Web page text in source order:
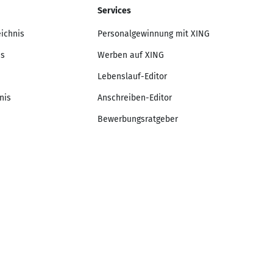
Services
Personalgewinnung mit XING
Werben auf XING
Lebenslauf-Editor
Anschreiben-Editor
Bewerbungsratgeber